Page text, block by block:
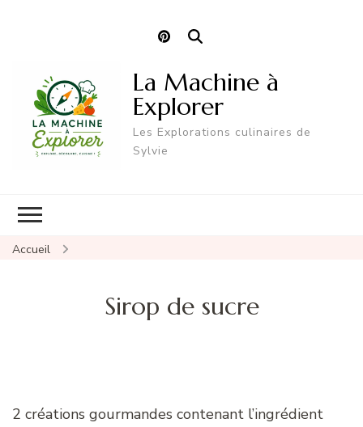
La Machine à
Explorer
Les Explorations culinaires de
Sylvie
Accueil
Sirop de sucre
2 créations gourmandes contenant l’ingrédient